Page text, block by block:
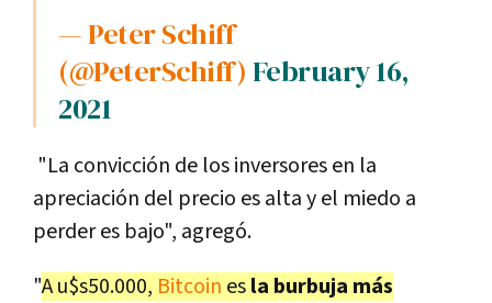
— Peter Schiff
(@PeterSchiff)February 16,
2021
"La convicción de los inversores en la
apreciación del precio es alta y el miedo a
perder es bajo", agregó.
"A u$s50.000, Bitcoin esla burbuja más